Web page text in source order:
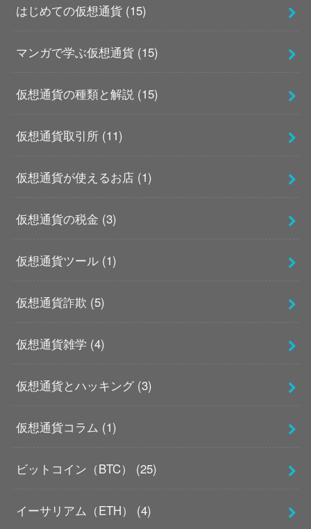
はじめての仮想通貨 (15)
マンガで学ぶ仮想通貨 (15)
仮想通貨の種類と解説 (15)
仮想通貨取引所 (11)
仮想通貨が使えるお店 (1)
仮想通貨の税金 (3)
仮想通貨ツール (1)
仮想通貨詐欺 (5)
仮想通貨雑学 (4)
仮想通貨とハッキング (3)
仮想通貨コラム (1)
ビットコイン（BTC） (25)
イーサリアム（ETH） (4)